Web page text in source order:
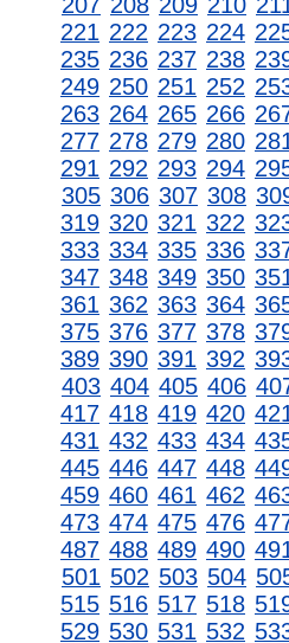
221 222 223 224
235 236 237 238
249 250 251 252
263 264 265 266
277 278 279 280
291 292 293 294
305 306 307 308
319 320 321 322
333 334 335 336
347 348 349 350
361 362 363 364
375 376 377 378
389 390 391 392
403 404 405 406
417 418 419 420
431 432 433 434
445 446 447 448
459 460 461 462
473 474 475 476
487 488 489 490
501 502 503 504
515 516 517 518
529 530 531 532